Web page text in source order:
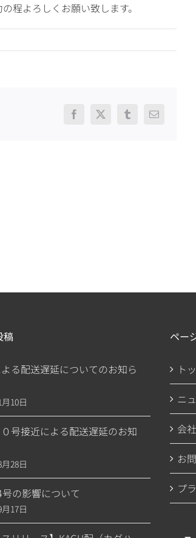
程よろしくお願い致します。
Facebook
X Tumblr電
稿
る配送遅延についてのお知ら
10日
号接近による配送遅延のお知
28日
の影響について
17日
ペー
ト
ニ
会
お
プ